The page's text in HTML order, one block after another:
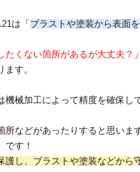
は「 ブラストや塗装から表面
たくない箇所があるが大丈夫？
す。
機械加工によって精度を確保し
所などがあったりすると思いま
」です！
護し、ブラストや塗装などから